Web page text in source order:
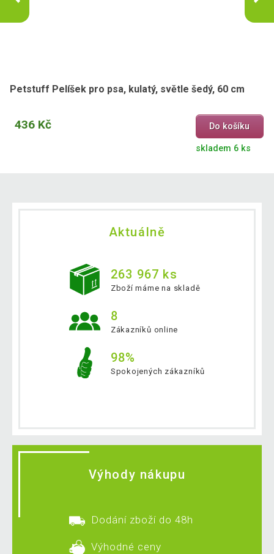
Petstuff Pelíšek pro psa, kulatý, světle šedý, 60 cm
436 Kč Do košíku
skladem 6 ks
Aktuálně
263 967 ks
Zboží máme na skladě
8
Zákazníků online
98%
Spokojených zákazníků
Výhody nákupu
Dodání zboží do 48h
Výhodné ceny